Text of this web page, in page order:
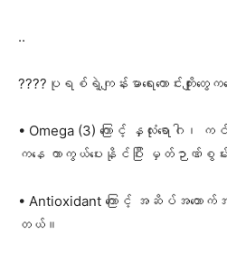
..
????ပုရစ်ရဲ့ကျန်းမာရေးကောင်းကျိုးတွေ
• Omega (3) ကြောင့် နှလုံးရောဂါ၊
ကနေ ကာကွယ်ပေးနိုင်ပြီး မှတ်ဉာဏ်စွမ်း
• Antioxidant ကြောင့် အဆိပ်အတောက်အကြွ
တယ်။